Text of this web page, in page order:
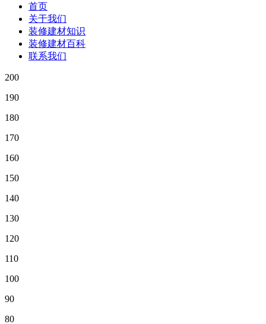
首页
关于我们
装修建材知识
装修建材百科
联系我们
200
190
180
170
160
150
140
130
120
110
100
90
80